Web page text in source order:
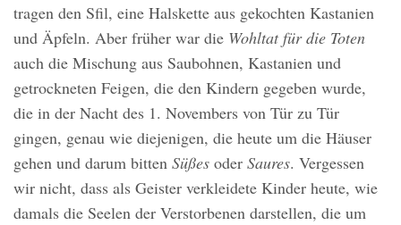
tragen den Sfil, eine Halskette aus gekochten Kastanien
und Äpfeln. Aber früher war die Wohltat für die Toten
auch die Mischung aus Saubohnen, Kastanien und
getrockneten Feigen, die den Kindern gegeben wurde,
die in der Nacht des 1. Novembers von Tür zu Tür
gingen, genau wie diejenigen, die heute um die Häuser
gehen und darum bitten Süßes oder Saures. Vergessen
wir nicht, dass als Geister verkleidete Kinder heute, wie
damals die Seelen der Verstorbenen darstellen, die um